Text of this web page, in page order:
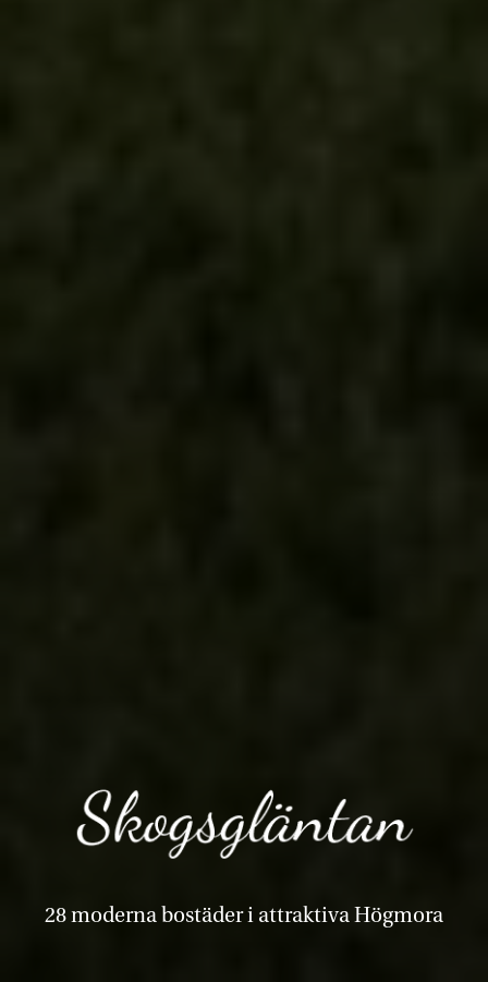
28 moderna bostäder i attraktiva Högmora